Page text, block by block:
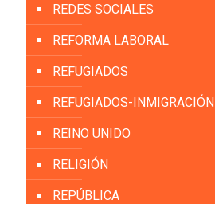
REDES SOCIALES
REFORMA LABORAL
REFUGIADOS
REFUGIADOS-INMIGRACIÓN
REINO UNIDO
RELIGIÓN
REPÚBLICA